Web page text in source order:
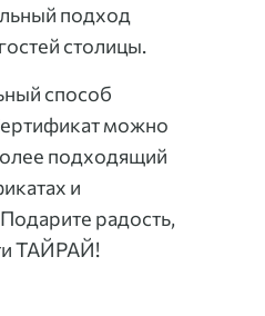
подход
столицы.
способ
можно
подходящий
и
радость,
ТАЙРАЙ!